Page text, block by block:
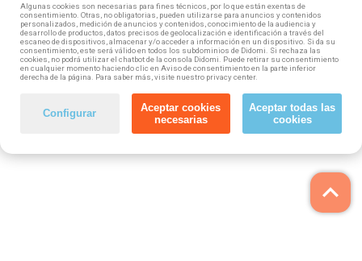
keyboard_arrow_up
Algunas cookies son necesarias para fines técnicos, por lo que están exentas de
consentimiento. Otras, no obligatorias, pueden utilizarse para anuncios y contenidos
personalizados, medición de anuncios y contenidos, conocimiento de la audiencia y
desarrollo de productos, datos precisos de geolocalización e identificación a través del
escaneo de dispositivos, almacenar y/o acceder a información en un dispositivo. Si da su
consentimiento, este será válido en todos los subdominios de Didomi. Si rechaza las
cookies, no podrá utilizar el chatbot de la consola Didomi. Puede retirar su consentimiento
en cualquier momento haciendo clic en Aviso de consentimiento en la parte inferior
derecha de la página. Para saber más, visite nuestro privacy center.
Configurar
Aceptar cookies
necesarias
Aceptar todas las
cookies